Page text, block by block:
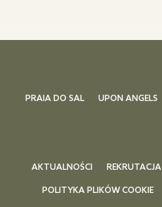
PRAIA DO SAL UPON ANGELS
AKTUALNOŚCI REKRUTACJA
POLITYKA PLIKÓW COOKIE